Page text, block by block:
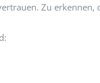
Zu erkennen,